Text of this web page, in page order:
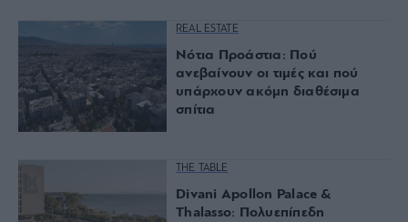
REAL ESTATE
Νότια Προάστια: Πού
ανεβαίνουν οι τιμές και πού
υπάρχουν ακόμη διαθέσιμα
σπίτια
THE TABLE
Divani Apollon Palace &
Thalasso: Πολυεπίπεδη